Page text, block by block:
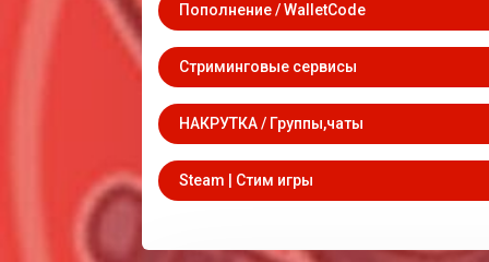
Пополнение / WalletCode
Стриминговые сервисы
НАКРУТКА / Группы,чаты
Steam | Стим игры